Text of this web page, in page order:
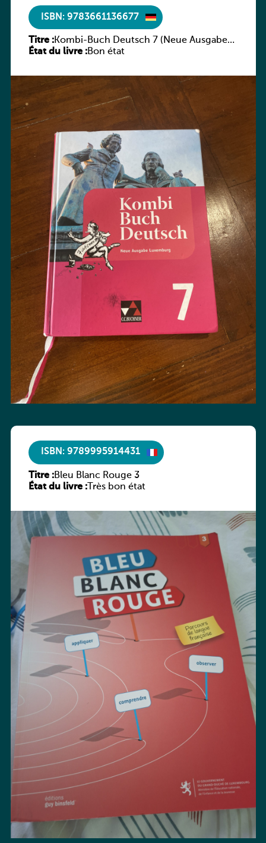
ISBN: 9783661136677
Titre :Kombi-Buch Deutsch 7 (Neue Ausgabe
Luxemburg)
État du livre :Bon état
ISBN: 9789995914431
Titre :Bleu Blanc Rouge 3
État du livre :Très bon état